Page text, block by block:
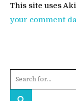
This site uses
your comment